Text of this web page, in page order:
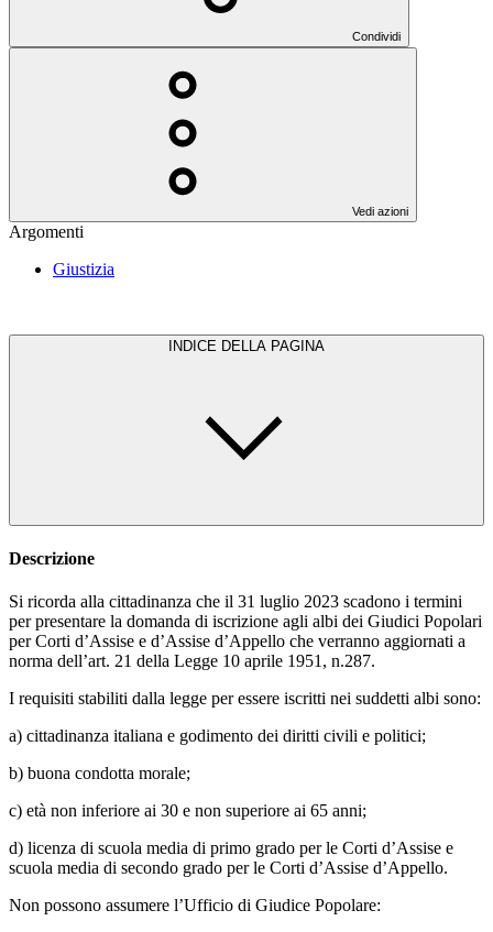
Condividi
Vedi azioni
Argomenti
Giustizia
INDICE DELLA PAGINA
Descrizione
Si ricorda alla cittadinanza che il 31 luglio 2023 scadono i termini
per presentare la domanda di iscrizione agli albi dei Giudici Popolari
per Corti d’Assise e d’Assise d’Appello che verranno aggiornati a
norma dell’art. 21 della Legge 10 aprile 1951, n.287.
I requisiti stabiliti dalla legge per essere iscritti nei suddetti albi sono:
a) cittadinanza italiana e godimento dei diritti civili e politici;
b) buona condotta morale;
c) età non inferiore ai 30 e non superiore ai 65 anni;
d) licenza di scuola media di primo grado per le Corti d’Assise e
scuola media di secondo grado per le Corti d’Assise d’Appello.
Non possono assumere l’Ufficio di Giudice Popolare: